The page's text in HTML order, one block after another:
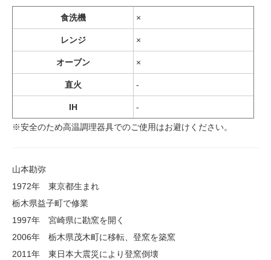
食洗機 ×
レンジ ×
オーブン ×
直火 -
IH -
※安全のため高温調理器具でのご使用はお避けください。
山本勘弥
1972年 東京都生まれ
栃木県益子町で修業
1997年 宮崎県に勘窯を開く
2006年 栃木県茂木町に移転、登窯を築窯
2011年 東日本大震災により登窯倒壊